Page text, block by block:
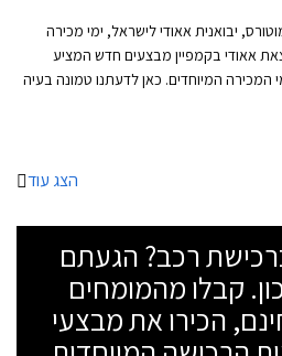
יבואנית אאודי לישראל, ימי מכירה
אאודי בקמפיין מבצעים חדש המציע
המכירה המיוחדים. כאן לדעתנו טמונה בעיה
שימי המכירה המיוחדים מאבדים
הצג עוד
רכב? הגעתם
קבלו מהמומחים
הכירו את מבצעי